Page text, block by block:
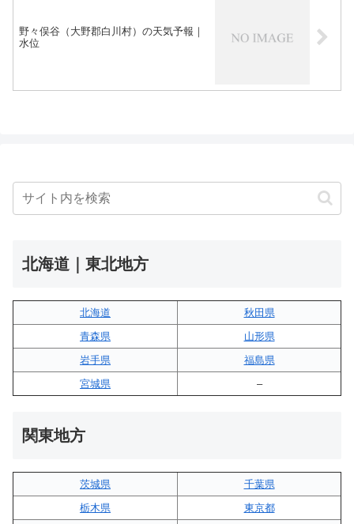
野々俣谷（大野郡白川村）の天気予報｜
水位
北海道｜東北地方
北海道
秋田県
青森県
山形県
岩手県
福島県
宮城県
–
関東地方
茨城県
千葉県
栃木県
東京都